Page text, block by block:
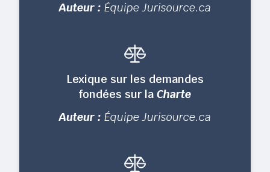
Auteur : Équipe Jurisource.ca
Lexique sur les demandes
fondées sur laCharte
Auteur : Équipe Jurisource.ca